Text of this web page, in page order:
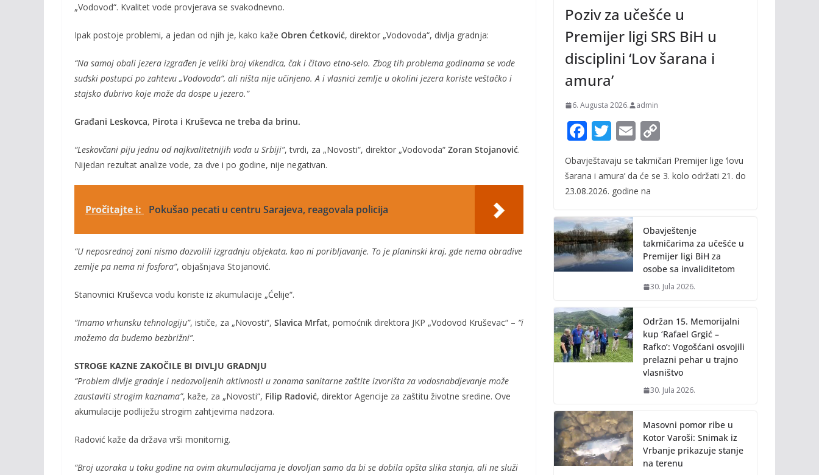
„Vodovod“. Kvalitet vode provjerava se svakodnevno.
Ipak postoje problemi, a jedan od njih je, kako kaže Obren Ćetković, direktor „Vodovoda“, divlja gradnja:
“Na samoj obali jezera izgrađen je veliki broj vikendica, čak i čitavo etno-selo. Zbog tih problema godinama se vode
sudski postupci po zahtevu „Vodovoda“, ali ništa nije učinjeno. A i vlasnici zemlje u okolini jezera koriste veštačko i
stajsko đubrivo koje može da dospe u jezero.”
Građani Leskovca, Pirota i Kruševca ne treba da brinu.
“Leskovčani piju jednu od najkvalitetnijih voda u Srbiji”, tvrdi, za „Novosti“, direktor „Vodovoda“ Zoran Stojanović.
Nijedan rezultat analize vode, za dve i po godine, nije negativan.
Pročitajte i: Pokušao pecati u centru Sarajeva, reagovala policija
“U neposrednoj zoni nismo dozvolili izgradnju objekata, kao ni poribljavanje. To je planinski kraj, gde nema obradive
zemlje pa nema ni fosfora”, objašnjava Stojanović.
Stanovnici Kruševca vodu koriste iz akumulacije „Ćelije“.
“Imamo vrhunsku tehnologiju”, ističe, za „Novosti“, Slavica Mrfat, pomoćnik direktora JKP „Vodovod Kruševac“ – “i
možemo da budemo bezbrižni”.
STROGE KAZNE ZAKOČILE BI DIVLJU GRADNJU
“Problem divlje gradnje i nedozvoljenih aktivnosti u zonama sanitarne zaštite izvorišta za vodosnabdjevanje može
zaustaviti strogim kaznama”, kaže, za „Novosti“, Filip Radović, direktor Agencije za zaštitu životne sredine. Ove
akumulacije podliježu strogim zahtjevima nadzora.
Radović kaže da država vrši monitornig.
“Broj uzoraka u toku godine na ovim akumulacijama je dovoljan samo da bi se dobila opšta slika stanja, ali ne služi
Poziv za učešće u
Premijer ligi SRS BiH u
disciplini ‘Lov šarana i
amura’
6. Augusta 2026. admin
F
ac
e
b
o
k
T
itt
er
E
m
ai
l
o
p
n
k
Obavještavaju se takmičari Premijer lige ‘lovu
šarana i amura’ da će se 3. kolo održati 21. do
23.08.2026. godine na
Obavještenje
takmičarima za učešće u
Premijer ligi BiH za
osobe sa invaliditetom
30. Jula 2026.
Održan 15. Memorijalni
kup ‘Rafael Grgić –
Rafko’: Vogošćani osvojili
prelazni pehar u trajno
vlasništvo
30. Jula 2026.
Masovni pomor ribe u
Kotor Varoši: Snimak iz
Vrbanje prikazuje stanje
na terenu